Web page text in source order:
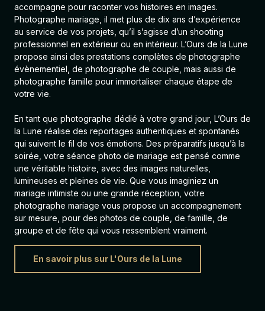
accompagne pour raconter vos histoires en images.
Photographe mariage, il met plus de dix ans d’expérience
au service de vos projets, qu’il s’agisse d’un shooting
professionnel en extérieur ou en intérieur. L’Ours de la Lune
propose ainsi des prestations complètes de photographe
évènementiel, de photographe de couple , mais aussi de
photographe famille pour immortaliser chaque étape de
votre vie.
En tant que photographe dédié à votre grand jour, L’Ours de
la Lune réalise des reportages authentiques et spontanés
qui suivent le fil de vos émotions. Des préparatifs jusqu’à la
soirée, votre séance photo de mariage est pensé comme
une véritable histoire, avec des images naturelles,
lumineuses et pleines de vie. Que vous imaginiez un
mariage intimiste ou une grande réception, votre
photographe mariage vous propose un accompagnement
sur mesure, pour des photos de couple, de famille, de
groupe et de fête qui vous ressemblent vraiment.
En savoir plus sur L'Ours de la Lune